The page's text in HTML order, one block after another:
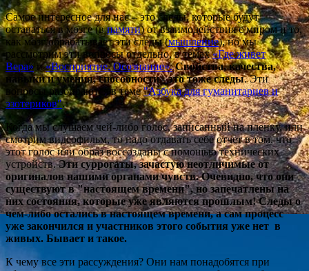
Самое интересное для нас – это следы, которые будут
оставаться в мозге (впамяти) от взаимодействия с миром и то,
как мозг обрабатывает эти следы (мышление), но мы
рассмотрим эти вопросы отдельно, в темах«Где живет
Вера» и«Восприятие. Осознание». Свойства, качества,
навыки и умения, способности - это тоже следы. Эти
вопросы разбираются в теме"Азбука для гуманитариев и
эзотериков".
Когда мы слушаем чей-либо голос, записанный на пленку, или
смотрим видеофильм, то надо отдавать себе отчет в том, что
этот голос или образ воссозданы с помощью технических
устройств.Этисуррогаты, зачастую неотличимые от
оригиналов нашими органами чувств. Очевидно, что они
существуют в "настоящем времени", но запечатлены на
них состояния, которые уже являются прошлым! Следы о
чем-либо остались в настоящем времени, а сам процесс
уже закончился и участников этого события уже нет в
живых. Бывает и такое.
К чему все эти рассуждения? Они нам понадобятся при